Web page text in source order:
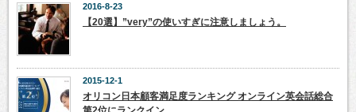
2016-8-23
【20選】”very”の使いすぎに注意しましょう。
2015-12-1
オリコン日本顧客満足度ランキング オンライン英会話総合